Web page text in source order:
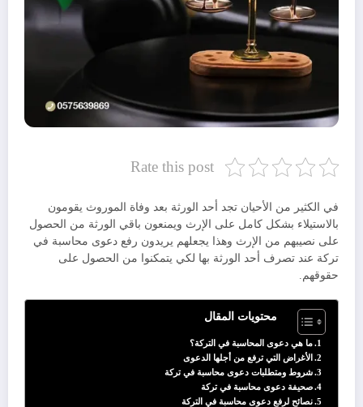
Rate this post
في الكثير من الأحيان تجد أحد الورثة بعد وفاة الموروث يقومون
بالاستيلاء بشكل كامل على الإرث ويمنعون باقي الورثة من الحصول
على نصيبهم من الإرث وهذا يجعلهم يريدون رفع دعوى محاسبة في
تركة عند تصرف أحد الورثة بها لكي يتمكنوا من الحصول على
حقوقهم.
محتويات المقال
ما هي دعوى المحاسبة في التركة؟
الأغراض التي ترفع من أجلها الدعوى
شروط ومتطلبات دعوى محاسبة في تركة
صحيفة دعوى محاسبة في تركة
نصائح لرفع دعوى محاسبة في التركة